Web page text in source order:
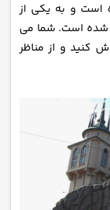
است و به یکی از
شده است. شما می‌
کنید و از مناظر